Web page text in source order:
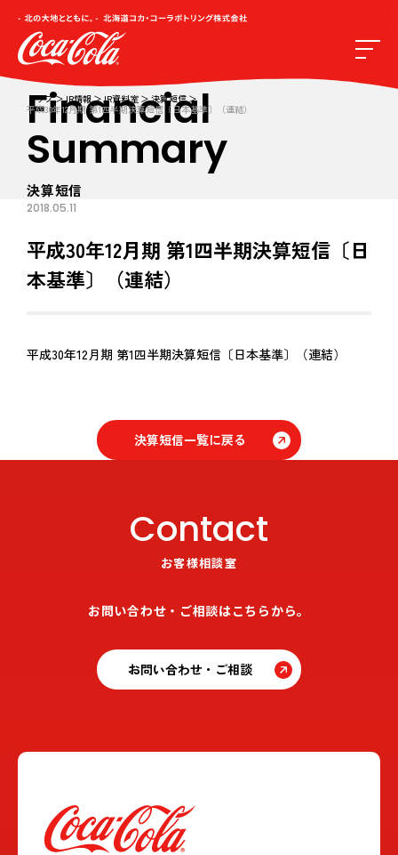
トップ IR情報 IR資料室
決算短信
平成30年12月期 第1四半期決算短信〔日本基準〕（連結）
Financial
Summary
決算短信
2018.05.11
平成30年12月期 第1四半期決算短信〔日
本基準〕（連結）
平成30年12月期 第1四半期決算短信〔日本基準〕（連結）
決算短信一覧に戻る
Contact
お客様相談室
お問い合わせ・ご相談はこちらから。
お問い合わせ・ご相談